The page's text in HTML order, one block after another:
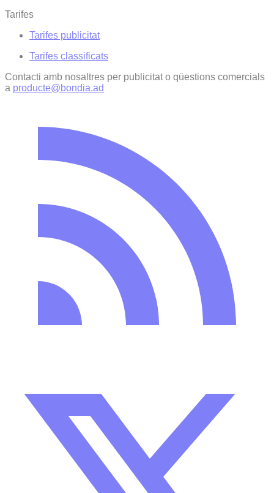
Tarifes
Tarifes publicitat
Tarifes classificats
Contacti amb nosaltres per publicitat o qüestions comercials
a producte@bondia.ad